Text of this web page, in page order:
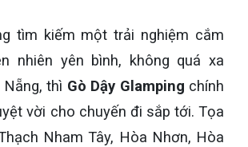
tìm kiếm một trải nghiệm cắm
nhiên yên bình, không quá xa
thì Gò Dậy Glamping chính
vời cho chuyến đi sắp tới. Tọa
Nham Tây, Hòa Nhơn, Hòa